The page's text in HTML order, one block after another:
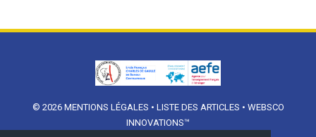
© 2026 MENTIONS LÉGALES • LISTE DES ARTICLES • WEBSCO
INNOVATIONS™